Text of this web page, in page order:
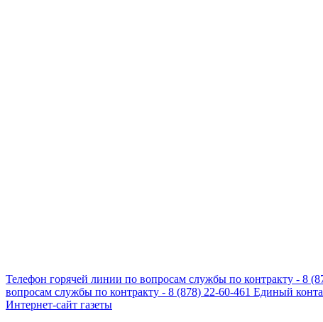
Телефон горячей линии по вопросам службы по контракту - 8
вопросам службы по контракту - 8 (878) 22-60-461 Единый
Интернет-сайт газеты